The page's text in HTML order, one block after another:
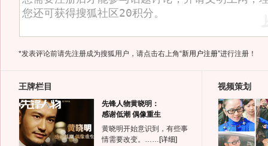
*发表评论前请先注册成为搜狐用户，请点击右上角“新用户注册”进行注册！
王牌栏目
先锋人物黄晓明：
感谢低潮 偶像重生
黄晓明开始意识到，有些事
情需要改变。…… [详细]
视频策划